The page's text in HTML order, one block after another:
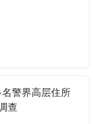
警界高层住所
查